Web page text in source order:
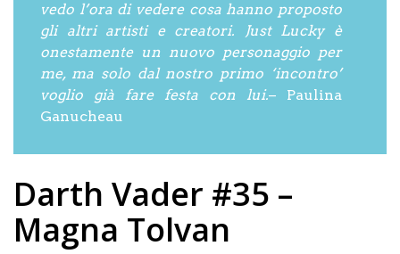
vedo l’ora di vedere cosa hanno proposto
gli altri artisti e creatori. Just Lucky è
onestamente un nuovo personaggio per
me, ma solo dal nostro primo ‘incontro’
voglio già fare festa con lui.– Paulina
Ganucheau
Darth Vader #35 –
Magna Tolvan